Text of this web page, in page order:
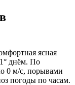
ясная
днём. По
0 м/с, порывами
погоды по часам.